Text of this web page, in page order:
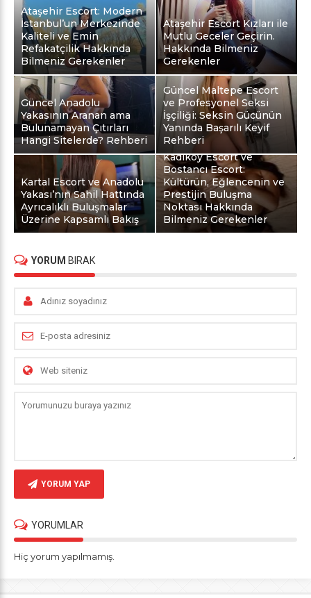
Ataşehir Escort: Modern
İstanbul’un Merkezinde
Kaliteli ve Emin
Refakatçilik Hakkında
Bilmeniz Gerekenler
Ataşehir Escort Kızları ile
Mutlu Geceler Geçirin.
Hakkında Bilmeniz
Gerekenler
Güncel Anadolu
Yakasının Aranan ama
Bulunamayan Çıtırları
Hangi Sitelerde? Rehberi
Güncel Maltepe Escort
ve Profesyonel Seksi
İşçiliği: Seksin Gücünün
Yanında Başarılı Keyif
Rehberi
Kartal Escort ve Anadolu
Yakası’nın Sahil Hattında
Ayrıcalıklı Buluşmalar
Üzerine Kapsamlı Bakış
Kadıköy Escort ve
Bostancı Escort:
Kültürün, Eğlencenin ve
Prestijin Buluşma
Noktası Hakkında
Bilmeniz Gerekenler
YORUM BIRAK
YORUM YAP
YORUMLAR
Hiç yorum yapılmamış.